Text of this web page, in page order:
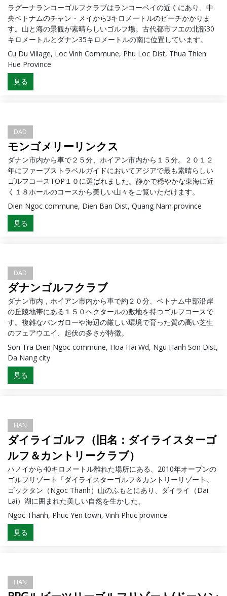
ラグーナランコーゴルフクラブはランコーベイの近くにあり、中
央ベトナムのチャン・メイから3キロメートルのビーチかかりま
す。山と海の景観が素晴らしいゴルフ場。古代都市フエの北部30
キロメートルとダナン35キロメートルの南に位置しています。
Cu Du Village, Loc Vinh Commune, Phu Loc Dist, Thua Thien
Hue Province
見る
DAD
モンゴメリーリンクス
ダナン市内から車で２５分、ホイアン市内から１５分。２０１２
年にファーブストラベルガイドにおいてアジアで最も素晴らしい
ゴルフコースTOP１０に選ばれました。静かで穏やかな東海に近
く１８ホールのコースから美しい山々をご覧いただけます。
Dien Ngoc commune, Dien Ban Dist, Quang Nam province
見る
DAD
ダナンゴルフクラブ
ダナン市内，ホイアン市内から車で約２０分、ベトナム中部沿岸
の丘陵地帯にある１５０ヘクタールの敷地を持つゴルフコースで
す。複雑なバンガローや海辺の厳しい環境で育った質の高い芝生
のフェアウエイ、起伏の多さが特徴。
Son Tra Dien Ngoc commune, Hoa Hai Wd, Ngu Hanh Son Dist,
Da Nang city
見る
HAN
ダイライゴルフ（旧名：ダイライスターゴ
ルフ＆カントリークラブ）
ハノイから40キロメートル離れた場所にある、2010年オープンの
ゴルフリゾート「ダイライスターゴルフ＆カントリーリゾート。
ゴックタン（Ngoc Thanh）山のふもとにあり、ダイライ（Dai
Lai）湖に囲まれた美しい自然を生かした、
Ngoc Thanh, Phuc Yen town, Vinh Phuc province
見る
HAN